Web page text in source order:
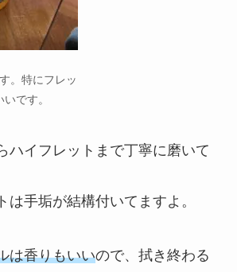
。特にフレッ
です。
ハイフレットまで丁寧に磨いて
は手垢が結構付いてますよ。
は香りもいいので、拭き終わる